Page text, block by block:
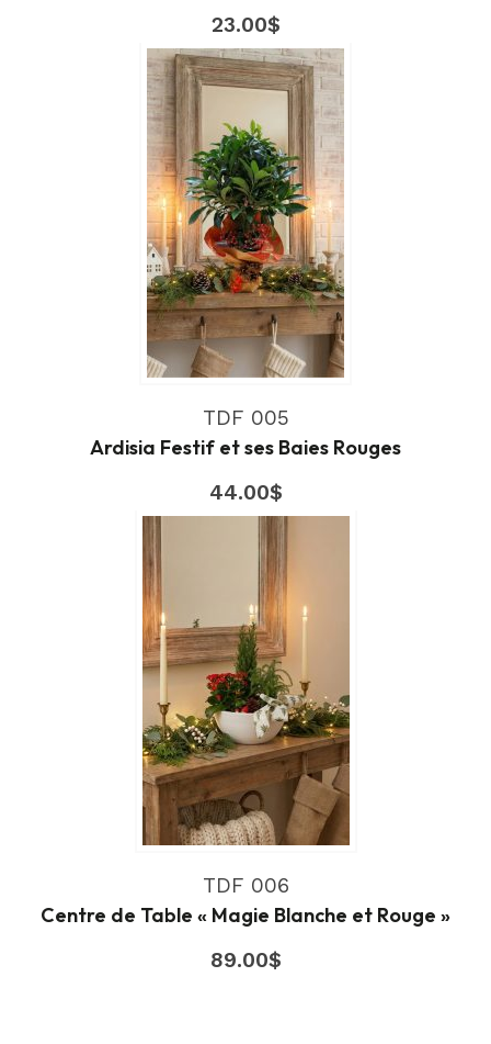
23.00$
TDF 005
Ardisia Festif et ses Baies Rouges
44.00$
TDF 006
Centre de Table « Magie Blanche et Rouge »
89.00$